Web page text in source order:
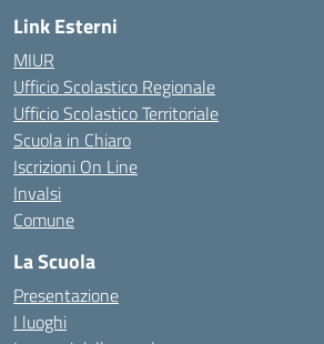
Link Esterni
MIUR
Ufficio Scolastico Regionale
Ufficio Scolastico Territoriale
Scuola in Chiaro
Iscrizioni On Line
Invalsi
Comune
La Scuola
Presentazione
I luoghi